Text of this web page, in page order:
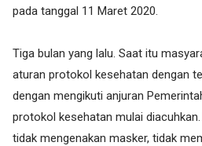
pada tanggal 11 Maret 2020.
Tiga bulan yang lalu. Saat itu
aturan protokol kesehatan dengan
dengan mengikuti anjuran
protokol kesehatan mulai
tidak mengenakan masker, tidak